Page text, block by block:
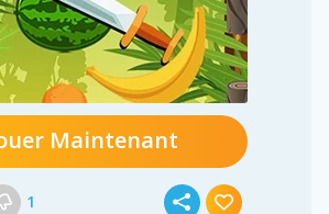
Maintenant
1